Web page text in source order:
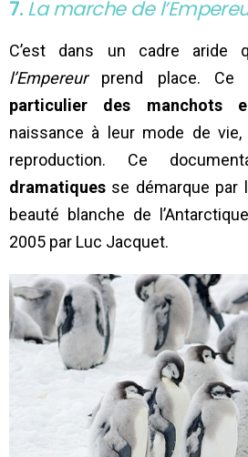
7. La marche de
C’est dans un cadre aride
l’Empereur prend place.
particulier des manchots
naissance à leur mode de
reproduction. Ce
dramatiques se démarque par
beauté blanche de
2005 par Luc Jacquet.